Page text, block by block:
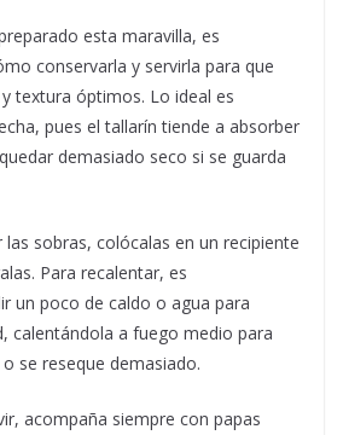
esta maravilla, es
conservarla y servirla para que
textura óptimos. Lo ideal es
pues el tallarín tiende a absorber
demasiado seco si se guarda
las sobras, colócalas en un recipiente
Para recalentar, es
un poco de caldo o agua para
calentándola a fuego medio para
se reseque demasiado.
acompaña siempre con papas